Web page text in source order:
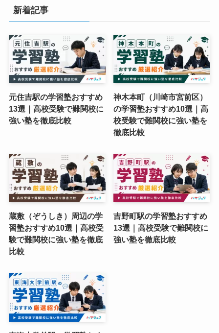
新着記事
元住吉駅の学習塾おすすめ
13選｜高校受験で難関校に
強い塾を徹底比較
神木本町（川崎市宮前区）
の学習塾おすすめ10選｜高
校受験で難関校に強い塾を
徹底比較
蔵敷（ぞうしき）周辺の学
習塾おすすめ10選｜高校受
験で難関校に強い塾を徹底
比較
吉野町駅の学習塾おすすめ
13選｜高校受験で難関校に
強い塾を徹底比較